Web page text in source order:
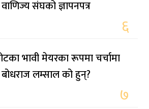
संघको ज्ञापनपत्र
६
भावी मेयरका रूपमा चर्चामा
लम्साल को हुन्?
७